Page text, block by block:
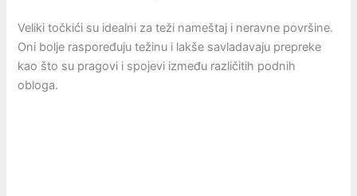
Veliki točkići su idealni za teži nameštaj i neravne površine.
Oni bolje raspoređuju težinu i lakše savladavaju prepreke
kao što su pragovi i spojevi između različitih podnih
obloga.